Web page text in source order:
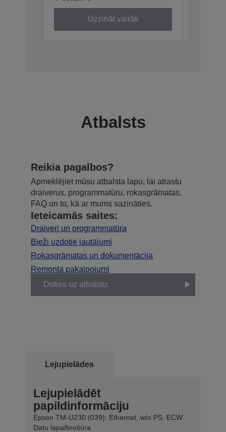
Uzzināt vairāk
Atbalsts
Reikia pagalbos?
Apmeklējiet mūsu atbalsta lapu, lai atrastu
draiverus, programmatūru, rokasgrāmatas,
FAQ un to, kā ar mums sazināties.
Ieteicamās saites:
Draiveri un programmatūra
Bieži uzdotie jautājumi
Rokasgrāmatas un dokumentācija
Remonta pakalpojumi
Doties uz atbalstu
Lejupielādes
Lejupielādēt
papildinformāciju
Epson TM-U230 (039): Ethernet, w/o PS, ECW
Datu lapa/brošūra